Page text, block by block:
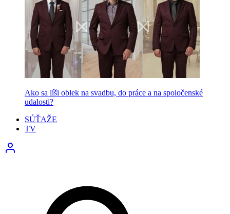
Ako sa líši oblek na svadbu, do práce a na spoločenské
udalosti?
SÚŤAŽE
TV